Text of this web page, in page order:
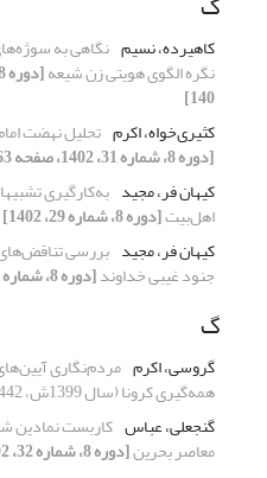
کاهیرده، نسیم نگاهی به
نگره الگوی هویتی زن شیعه
140]
کثیری‌خواه، اکرم تحلیل نهضت
[دوره 8، شماره 31، 1402، صفحه 63-80]
کیهان فر، مجید به‌کارگیری
اهل‌بیت[دوره 8، شماره 29، 1402]
کیهان فر، مجید بررسی تناقض‌های
جنود غیبی خداوند[دوره 8، شماره 30، 1402، صفحه 59-80]
گ
گروسی، اکرم مردم‌نگاری
همه‌گیری کرونا (سال 1399ش، 1442ق)
گنجعلی، عباس کاربست
معاصر بحرین[دوره 8، شماره 32، 1402، صفحه 99-116]